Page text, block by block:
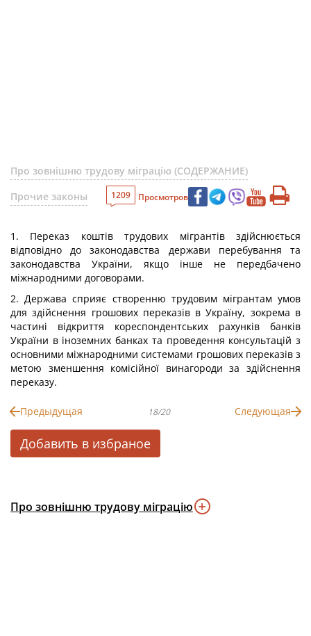
Про зовнішню трудову міграцію (СОДЕРЖАНИЕ)
Прочие законы
1209 Просмотров
1. Переказ коштів трудових мігрантів здійснюється
відповідно до законодавства держави перебування та
законодавства України, якщо інше не передбачено
міжнародними договорами.
2. Держава сприяє створенню трудовим мігрантам умов
для здійснення грошових переказів в Україну, зокрема в
частині відкриття кореспондентських рахунків банків
України в іноземних банках та проведення консультацій з
основними міжнародними системами грошових переказів з
метою зменшення комісійної винагороди за здійснення
переказу.
Предыдущая 18/20 Следующая
Добавить в избраное
Про зовнішню трудову міграцію